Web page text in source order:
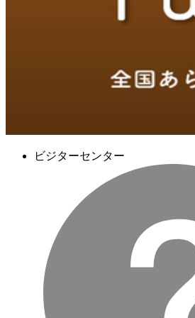
ビジターセンター